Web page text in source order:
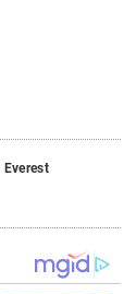
Everest